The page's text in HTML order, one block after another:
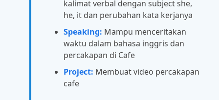
kalimat verbal dengan subject she,
he, it dan perubahan kata kerjanya
Speaking: Mampu menceritakan
waktu dalam bahasa inggris dan
percakapan di Cafe
Project: Membuat video percakapan
cafe